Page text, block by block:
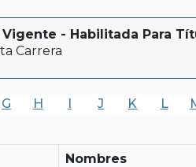
Vigente - Habilitada Para
Carrera
G H I J K L
Nombres